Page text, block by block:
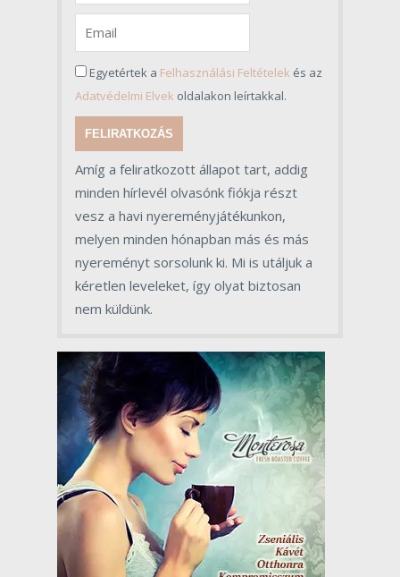
Egyetértek a Felhasználási Feltételek és az
Adatvédelmi Elvek oldalakon leírtakkal.
FELIRATKOZÁS
Amíg a feliratkozott állapot tart, addig
minden hírlevél olvasónk fiókja részt
vesz a havi nyereményjátékunkon,
melyen minden hónapban más és más
nyereményt sorsolunk ki. Mi is utáljuk a
kéretlen leveleket, így olyat biztosan
nem küldünk.